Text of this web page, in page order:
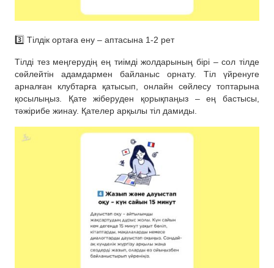
3️⃣ Тілдік ортаға ену – аптасына 1-2 рет
Тілді тез меңгерудің ең тиімді жолдарының бірі – сол тілде
сөйлейтін адамдармен байланыс орнату. Тіл үйренуге
арналған клубтарға қатысып, онлайн сөйлесу топтарына
қосылыңыз. Қате жіберуден қорықпаңыз – ең бастысы,
тәжірибе жинау. Қателер арқылы тіл дамиды.